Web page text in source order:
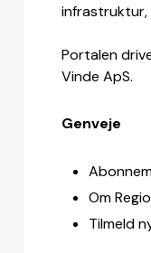
infrastruktur,
Portalen
Vinde ApS.
Genveje
Om
Tilmeld